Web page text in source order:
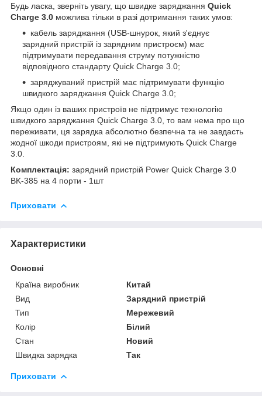
Будь ласка, зверніть увагу, що швидке заряджання Quick
Charge 3.0 можлива тільки в разі дотримання таких умов:
кабель заряджання (USB-шнурок, який з'єднує
зарядний пристрій із зарядним пристроєм) має
підтримувати передавання струму потужністю
відповідного стандарту Quick Charge 3.0;
заряджуваний пристрій має підтримувати функцію
швидкого заряджання Quick Charge 3.0;
Якщо один із ваших пристроїв не підтримує технологію
швидкого заряджання Quick Charge 3.0, то вам нема про що
переживати, ця зарядка абсолютно безпечна та не завдасть
жодної шкоди пристроям, які не підтримують Quick Charge
3.0.
Комплектація: зарядний пристрій Power Quick Charge 3.0
BK-385 на 4 порти - 1шт
Приховати
Характеристики
Основні
Країна виробник
Китай
Вид
Зарядний пристрій
Тип
Мережевий
Колір
Білий
Стан
Новий
Швидка зарядка
Так
Приховати